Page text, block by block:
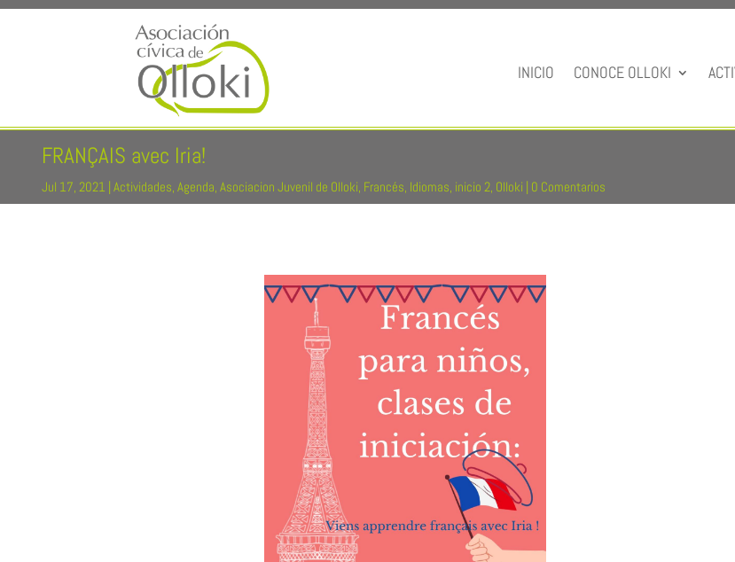
INICIO CONOCE OLLOKI
FRANÇAIS avec Iria!
Jul 17, 2021 Actividades, Agenda, Asociacion Juvenil de Olloki, Francés, Idiomas, inicio 2, Olloki 0 Comentarios